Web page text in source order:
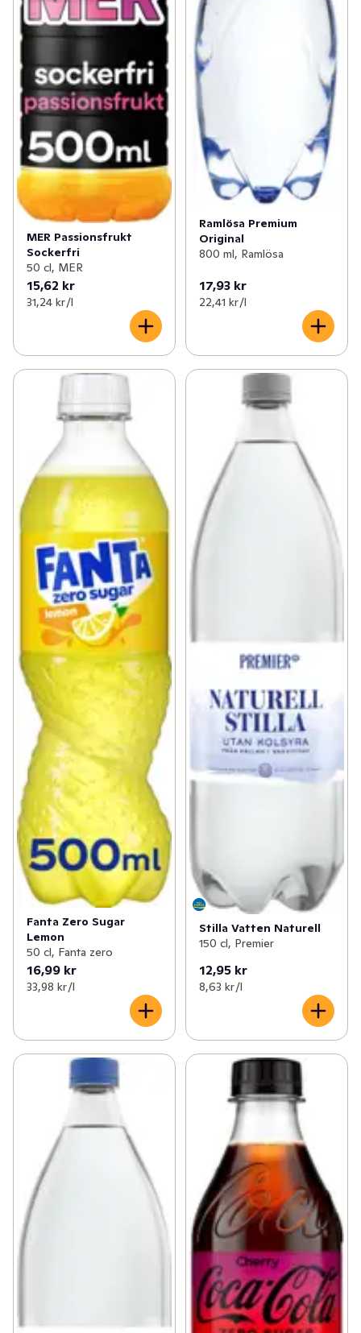
MER Passionsfrukt
Sockerfri
50 cl, MER
15,62 kr
31,24 kr /l
Ramlösa Premium
Original
800 ml, Ramlösa
17,93 kr
22,41 kr /l
Fanta Zero Sugar
Lemon
50 cl, Fanta zero
16,99 kr
33,98 kr /l
Stilla Vatten Naturell
150 cl, Premier
12,95 kr
8,63 kr /l